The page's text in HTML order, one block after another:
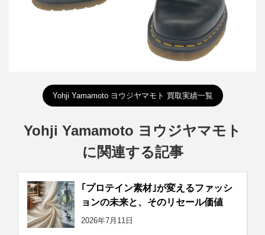
Yohji Yamamoto ヨウジヤマモト 買取実績一覧
Yohji Yamamoto ヨウジヤマモト
に関連する記事
｢プロテイン素材｣が変えるファッシ
ョンの未来と、そのリセール価値
2026年7月11日